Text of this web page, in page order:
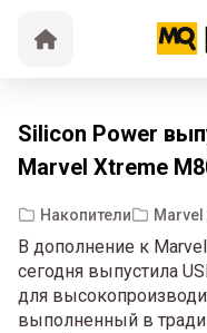
Silicon Power
Marvel Xtreme
Накопители
В дополнение к
сегодня выпустила
для
выполненный в